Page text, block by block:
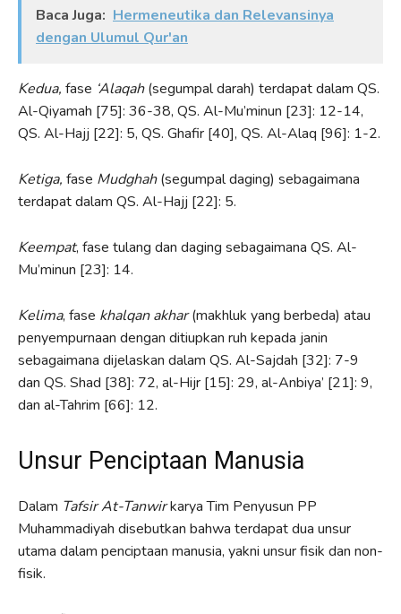
Baca Juga: Hermeneutika dan Relevansinya
dengan Ulumul Qur'an
Kedua, fase ‘Alaqah(segumpal darah) terdapat dalam QS.
Al-Qiyamah [75]: 36-38, QS. Al-Mu’minun [23]: 12-14,
QS. Al-Hajj [22]: 5, QS. Ghafir [40], QS. Al-Alaq [96]: 1-2.
Ketiga, fase Mudghah(segumpal daging) sebagaimana
terdapat dalam QS. Al-Hajj [22]: 5.
Keempat, fase tulang dan daging sebagaimana QS. Al-
Mu’minun [23]: 14.
Kelima, fase khalqan akhar(makhluk yang berbeda) atau
penyempurnaan dengan ditiupkan ruh kepada janin
sebagaimana dijelaskan dalam QS. Al-Sajdah [32]: 7-9
dan QS. Shad [38]: 72, al-Hijr [15]: 29, al-Anbiya’ [21]: 9,
dan al-Tahrim [66]: 12.
Unsur Penciptaan Manusia
Dalam Tafsir At-Tanwirkarya Tim Penyusun PP
Muhammadiyah disebutkan bahwa terdapat dua unsur
utama dalam penciptaan manusia, yakni unsur fisik dan non-
fisik.